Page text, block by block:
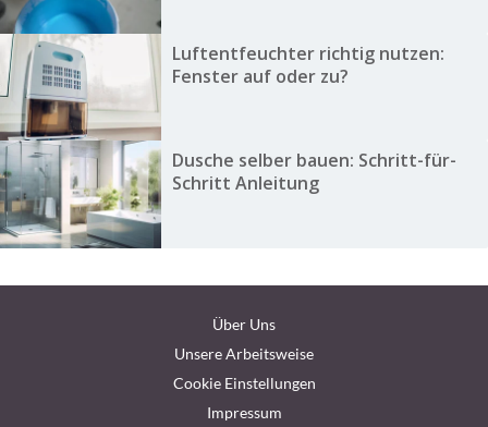
Luftentfeuchter richtig nutzen:
Fenster auf oder zu?
Dusche selber bauen: Schritt-für-
Schritt Anleitung
Über Uns
Unsere Arbeitsweise
Cookie Einstellungen
Impressum